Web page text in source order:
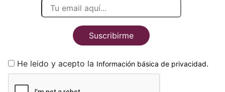
Suscribirme
He leido y acepto la Información básica de privacidad.